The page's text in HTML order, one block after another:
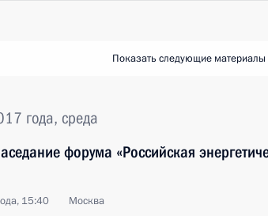
Показать следующие материалы
года, среда
форума «Российская
15:40 Москва